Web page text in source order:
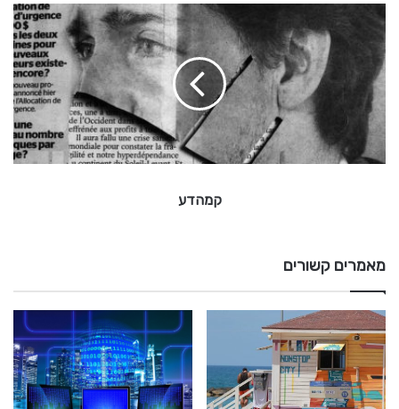
מ
ה
ד
קמהדע
מאמרים קשורים